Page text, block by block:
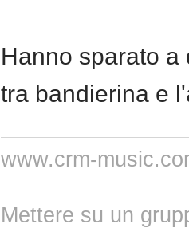
Hanno sparato a
tra bandierina e
www.crm-
Mettere su un